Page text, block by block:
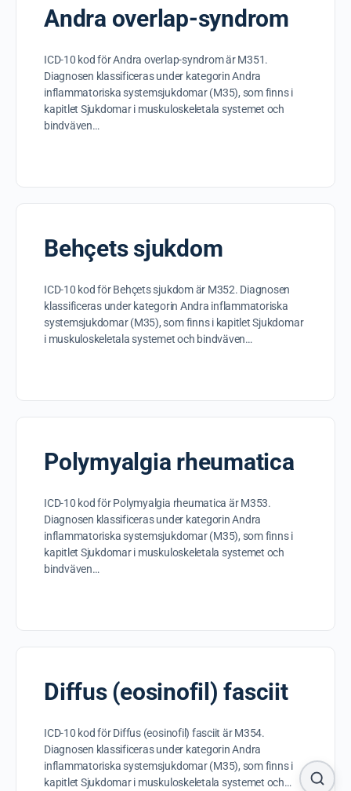
Andra overlap-syndrom
ICD-10 kod för Andra overlap-syndrom är M351.
Diagnosen klassificeras under kategorin Andra
inflammatoriska systemsjukdomar (M35), som finns i
kapitlet Sjukdomar i muskuloskeletala systemet och
bindväven…
Behçets sjukdom
ICD-10 kod för Behçets sjukdom är M352. Diagnosen
klassificeras under kategorin Andra inflammatoriska
systemsjukdomar (M35), som finns i kapitlet Sjukdomar
i muskuloskeletala systemet och bindväven…
Polymyalgia rheumatica
ICD-10 kod för Polymyalgia rheumatica är M353.
Diagnosen klassificeras under kategorin Andra
inflammatoriska systemsjukdomar (M35), som finns i
kapitlet Sjukdomar i muskuloskeletala systemet och
bindväven…
Diffus (eosinofil) fasciit
ICD-10 kod för Diffus (eosinofil) fasciit är M354.
Diagnosen klassificeras under kategorin Andra
inflammatoriska systemsjukdomar (M35), som finns i
kapitlet Sjukdomar i muskuloskeletala systemet och…